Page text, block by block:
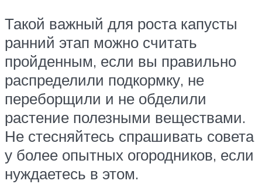
Такой важный для роста капусты
ранний этап можно считать
пройденным, если вы правильно
распределили подкормку, не
переборщили и не обделили
растение полезными веществами.
Не стесняйтесь спрашивать совета
у более опытных огородников, если
нуждаетесь в этом.